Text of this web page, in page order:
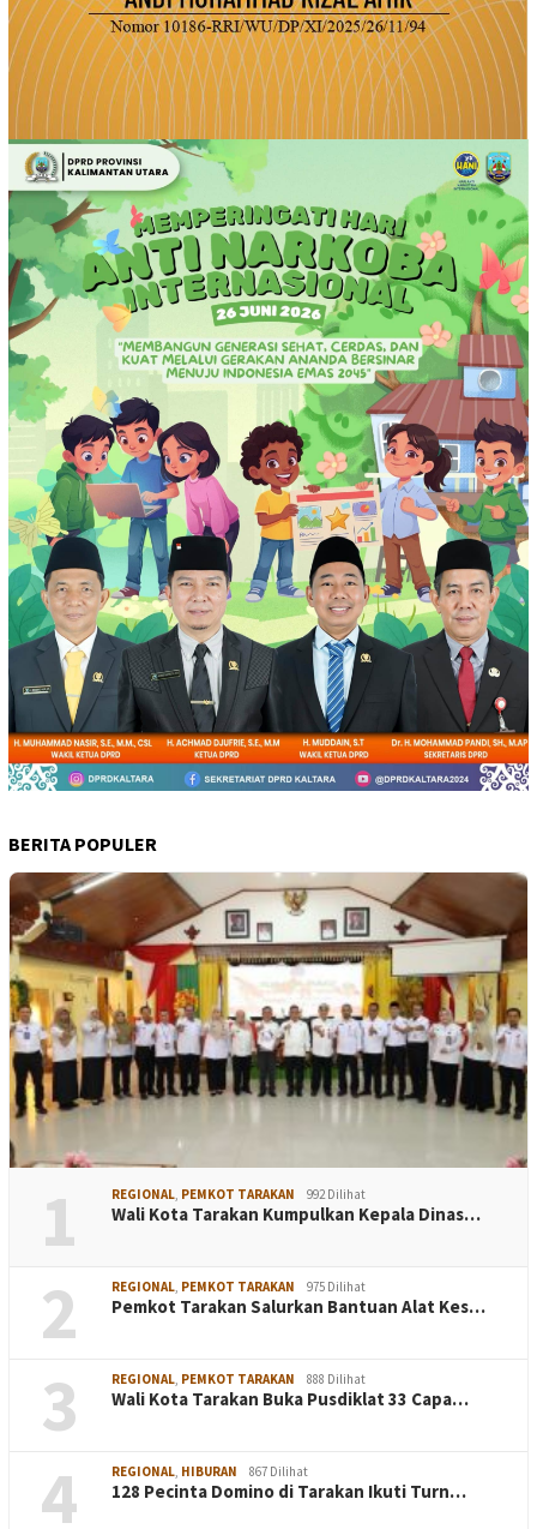
BERITA POPULER
1 REGIONAL PEMKOT TARAKAN 992 Dilihat
Wali Kota Tarakan Kumpulkan Kepala Dinas…
2 REGIONAL PEMKOT TARAKAN 975 Dilihat
Pemkot Tarakan Salurkan Bantuan Alat Kes…
3 REGIONAL PEMKOT TARAKAN 888 Dilihat
Wali Kota Tarakan Buka Pusdiklat 33 Capa…
4 REGIONAL HIBURAN 867 Dilihat
128 Pecinta Domino di Tarakan Ikuti Turn…